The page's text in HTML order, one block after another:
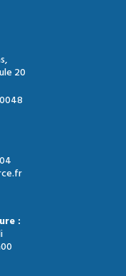
20
: